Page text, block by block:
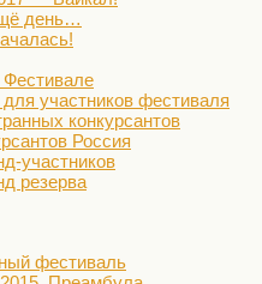
день…
участников фестиваля
конкурсантов
Россия
участников
резерва
фестиваль